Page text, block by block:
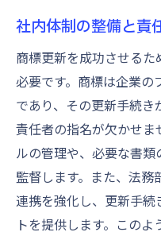
社内体制の整備と責
商標更新を成功させる
必要です。商標は企業の
であり、その更新手続
責任者の指名が欠かせま
ルの管理や、必要な書
監督します。また、法務
連携を強化し、更新手
トを提供します。この